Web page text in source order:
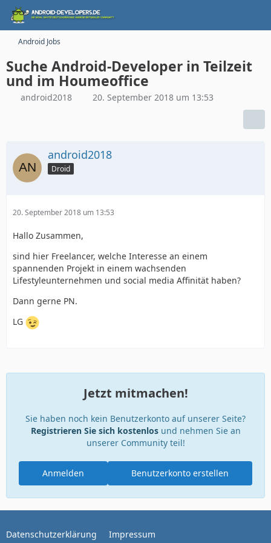
Android Jobs
Suche Android-Developer in Teilzeit
und im Houmeoffice
android2018 20. September 2018 um 13:53
android2018
Droid
20. September 2018 um 13:53
Hallo Zusammen,
sind hier Freelancer, welche Interesse an einem
spannenden Projekt in einem wachsenden
Lifestyleunternehmen und social media Affinität haben?
Dann gerne PN.
LG
Jetzt mitmachen!
Sie haben noch kein Benutzerkonto auf unserer Seite?
Registrieren Sie sich kostenlosund nehmen Sie an
unserer Community teil!
Benutzerkonto erstellen
Anmelden
Datenschutzerklärung Impressum